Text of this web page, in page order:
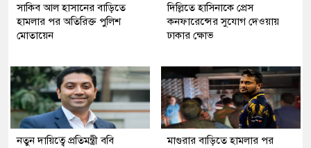
সাকিব আল হাসানের বাড়িতে
হামলার পর অতিরিক্ত পুলিশ
মোতায়েন
দিল্লিতে হাসিনাকে প্রেস
কনফারেন্সের সুযোগ দেওয়ায়
ঢাকার ক্ষোভ
নতুন দায়িত্বে প্রতিমন্ত্রী ববি
মাগুরার বাড়িতে হামলার পর